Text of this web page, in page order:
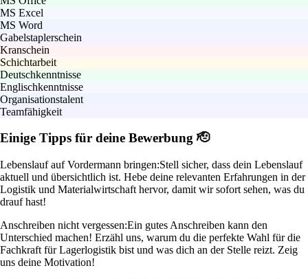
MS Excel
MS Word
Gabelstaplerschein
Kranschein
Schichtarbeit
Deutschkenntnisse
Englischkenntnisse
Organisationstalent
Teamfähigkeit
Einige Tipps für deine Bewerbung 🫡
Lebenslauf auf Vordermann bringen:Stell sicher, dass dein Lebenslauf
aktuell und übersichtlich ist. Hebe deine relevanten Erfahrungen in der
Logistik und Materialwirtschaft hervor, damit wir sofort sehen, was du
drauf hast!
Anschreiben nicht vergessen:Ein gutes Anschreiben kann den
Unterschied machen! Erzähl uns, warum du die perfekte Wahl für die
Fachkraft für Lagerlogistik bist und was dich an der Stelle reizt. Zeig
uns deine Motivation!